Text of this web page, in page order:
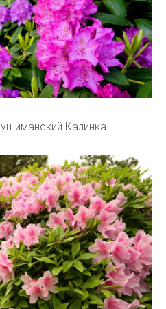
Калинка